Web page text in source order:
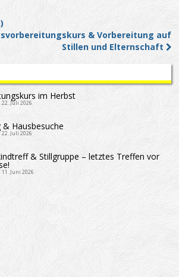
& Vorbereitung auf
Stillen und Elternschaft
im Herbst
22. Juli 2026
Hausbesuche
22. Juli 2026
& Stillgruppe – letztes Treffen vor
11. Juni 2026